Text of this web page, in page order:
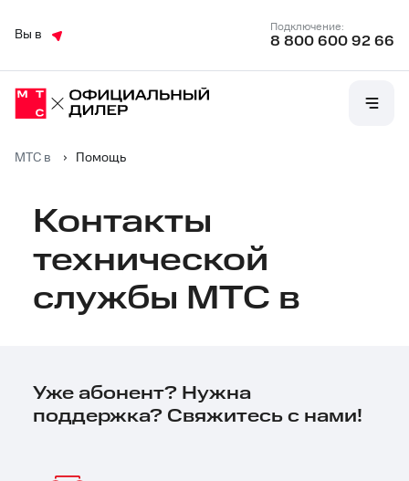
Вы в
Подключение:
8 800 600 92 66
МТС в › Помощь
Контакты
технической
службы МТС в
Уже абонент? Нужна
поддержка? Свяжитесь с нами!